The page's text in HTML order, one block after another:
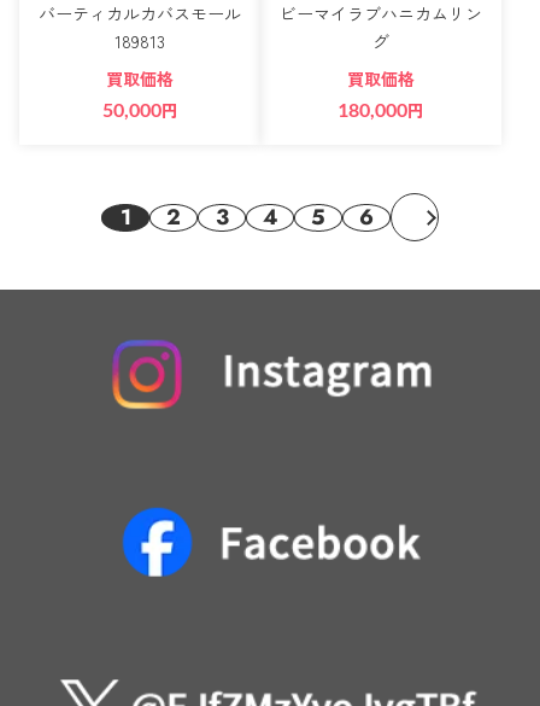
バーティカルカバスモール
189813
買取価格
50,000円
ビーマイラブハニカムリン
グ
買取価格
180,000円
1 2 3 4 5 6